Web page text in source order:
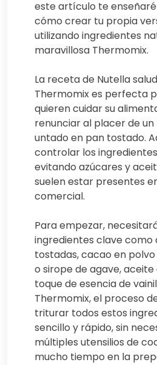
este artículo te
cómo crear tu propia
utilizando ingredientes
maravillosa Thermomix.
La receta de Nutella
Thermomix es perfecta
quieren cuidar su
renunciar al placer de
untado en pan tostado.
controlar los
evitando azúcares y
suelen estar presentes
comercial.
Para empezar,
ingredientes clave como
tostadas, cacao en polvo
o sirope de agave,
toque de esencia de
Thermomix, el proceso
triturar todos estos
sencillo y rápido, sin
múltiples utensilios de
mucho tiempo en la